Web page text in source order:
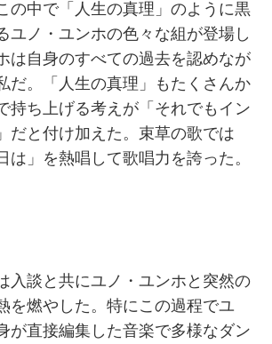
の中で「人生の真理」のように黒
ユノ・ユンホの色々な組が登場し
は自身のすべての過去を認めなが
だ。「人生の真理」もたくさんか
持ち上げる考えが「それでもイン
だと付け加えた。束草の歌では
は」を熱唱して歌唱力を誇った。
入談と共にユノ・ユンホと突然の
を燃やした。特にこの過程でユ
が直接編集した音楽で多様なダン